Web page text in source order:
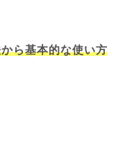
ら基本的な使い方